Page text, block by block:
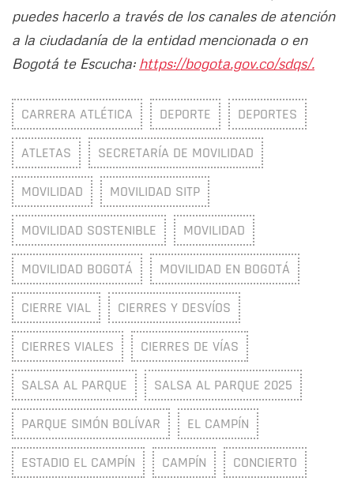
puedes hacerlo a través de los canales de atención
a la ciudadanía de la entidad mencionada o en
Bogotá te Escucha: https://bogota.gov.co/sdqs/.
CARRERA ATLÉTICA DEPORTE DEPORTES
ATLETAS SECRETARÍA DE MOVILIDAD
MOVILIDAD MOVILIDAD SITP
MOVILIDAD SOSTENIBLE MOVILIDAD
MOVILIDAD BOGOTÁ MOVILIDAD EN BOGOTÁ
CIERRE VIAL CIERRES Y DESVÍOS
CIERRES VIALES CIERRES DE VÍAS
SALSA AL PARQUE SALSA AL PARQUE 2025
PARQUE SIMÓN BOLÍVAR EL CAMPÍN
ESTADIO EL CAMPÍN CAMPÍN CONCIERTO